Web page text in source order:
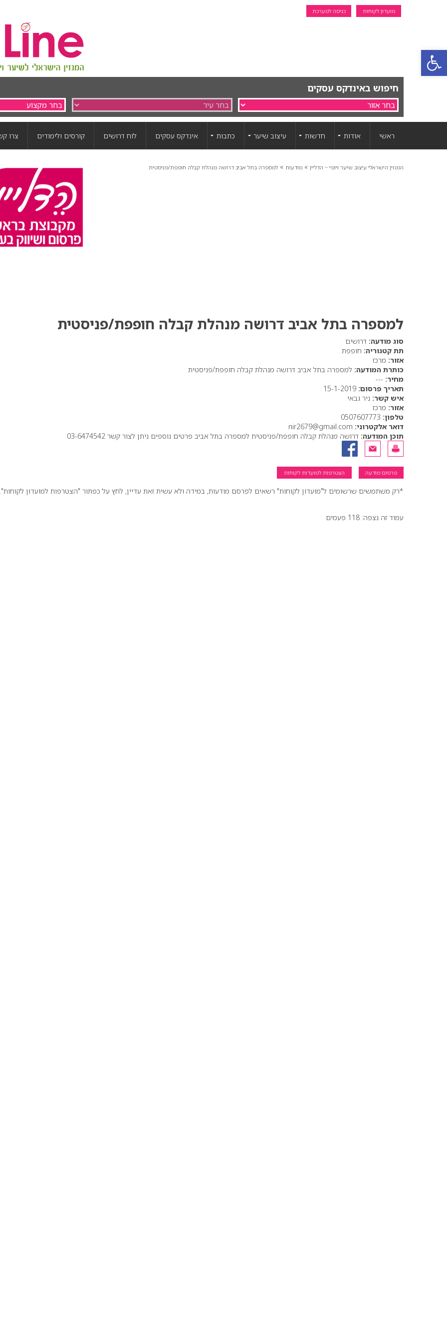
פתח סרגל נגישות
מועדון לקוחות כניסה למערכת
חיפוש באינדקס עסקים
ראשי אודות חדשות עיצוב שיער כתבות אינדקס עסקים לוח דרושים קורסים ולימודים צרו
המגזין הישראלי עיצוב שיער ויופי ~ הדליין » מודעות » למספרה בתל אביב דרושה מנהלת קבלה חופפת/פניסטית
למספרה בתל אביב דרושה מנהלת קבלה חופפת/פניסטית
סוג מודעה: דרושים
תת קטגוריה: חופפת
אזור: מרכז
כותרת המודעה: למספרה בתל אביב דרושה מנהלת קבלה חופפת/פניסטית
מחיר: ---
תאריך פרסום:
איש קשר: ניר גבאי
אזור: מרכז
טלפון:
דואר אלקטרוני:
תוכן המודעה: דרושה מנהלת קבלה חופפת/פניסטית למספרה בתל אביב פרטים נוספים ניתן לצור קשר 03-6474542
פרסום מודעה הצטרפות למועדות לקוחות
*רק משתמשים שרשומים ל"מועדון לקוחות" רשאים לפרסם מודעות, במידה ולא עשית זאת עדיין, לחץ על כפתור "הצטרפות למועדון לקוחות".
עמוד זה נצפה: 118 פעמים